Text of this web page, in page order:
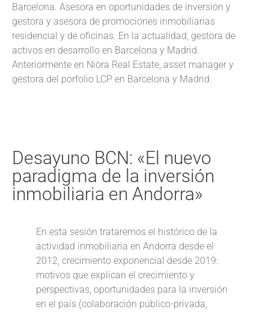
Barcelona. Asesora en oportunidades de inversión y
gestora y asesora de promociones inmobiliarias
residencial y de oficinas. En la actualidad, gestora de
activos en desarrollo en Barcelona y Madrid.
Anteriormente en Niöra Real Estate, asset manager y
gestora del porfolio LCP en Barcelona y Madrid.
Desayuno BCN: «El nuevo
paradigma de la inversión
inmobiliaria en Andorra»
En esta sesión trataremos el histórico de la
actividad inmobiliaria en Andorra desde el
2012, crecimiento exponencial desde 2019:
motivos que explican el crecimiento y
perspectivas, oportunidades para la inversión
en el país (colaboración público-privada,